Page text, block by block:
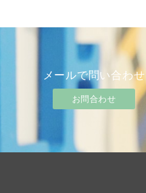
メールで問い合わせ
お問合わせ